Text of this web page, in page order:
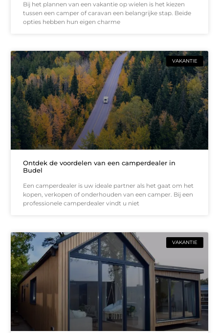
Bij het plannen van een vakantie op wielen is het kiezen
tussen een camper of caravan een belangrijke stap. Beide
opties hebben hun eigen charme
VAKANTIE
Ontdek de voordelen van een camperdealer in
Budel
Een camperdealer is uw ideale partner als het gaat om het
kopen, verkopen of onderhouden van een camper. Bij een
professionele camperdealer vindt u niet
VAKANTIE